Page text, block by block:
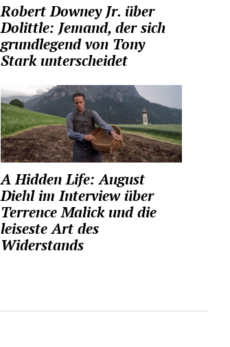
Robert Downey Jr. über
Dolittle: Jemand, der sich
grundlegend von Tony
Stark unterscheidet
A Hidden Life: August
Diehl im Interview über
Terrence Malick und die
leiseste Art des
Widerstands